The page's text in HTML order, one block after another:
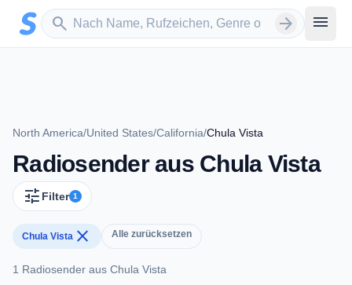
Zum Hauptinhalt springen
search
Sender suchen arrow_forward menu
North America/United States/California/Chula Vista
Radiosender aus Chula Vista
tune Filter 1
Chula Vista close Alle zurücksetzen
1 Radiosender aus Chula Vista